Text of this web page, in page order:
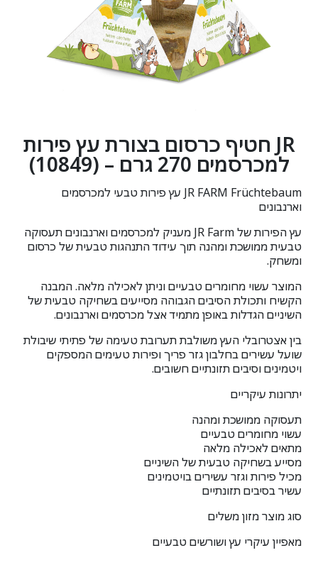
JR חטיף כרסום בצורת עץ פירות
למכרסמים 270 גרם – (10849)
JR FARM Früchtebaum עץ פירות טבעי למכרסמים
וארנבונים
עץ הפירות שלJR Farm מעניק למכרסמים וארנבונים תעסוקה
טבעית ממושכת ומהנה תוך עידוד התנהגות טבעית של כרסום
ומשחק.
המוצר עשוי מחומרים טבעיים וניתן לאכילה מלאה. המבנה
הקשיח ותכולת הסיבים הגבוהה מסייעים בשחיקה טבעית של
השיניים הגדלות באופן מתמיד אצל מכרסמים וארנבונים.
בין אצטרובלי העץ משולבת תערובת טעימה של פתיתי שיבולת
שועל עשירים בחלבון גזר פריך ופירות טעימים המספקים
ויטמינים וסיבים תזונתיים חשובים.
יתרונות עיקריים
תעסוקה ממושכת ומהנה
עשוי מחומרים טבעיים
מתאים לאכילה מלאה
מסייע בשחיקה טבעית של השיניים
מכיל פירות וגזר עשירים בויטמינים
עשיר בסיבים תזונתיים
סוג מוצר מזון משלים
מאפיין עיקרי עץ ושורשים טבעיים